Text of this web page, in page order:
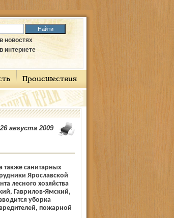
новостях
интернете
Происшествия
августа 2009
также санитарных
Ярославской
лесного хозяйства
Гаврилов-Ямский,
уборка
пожарной